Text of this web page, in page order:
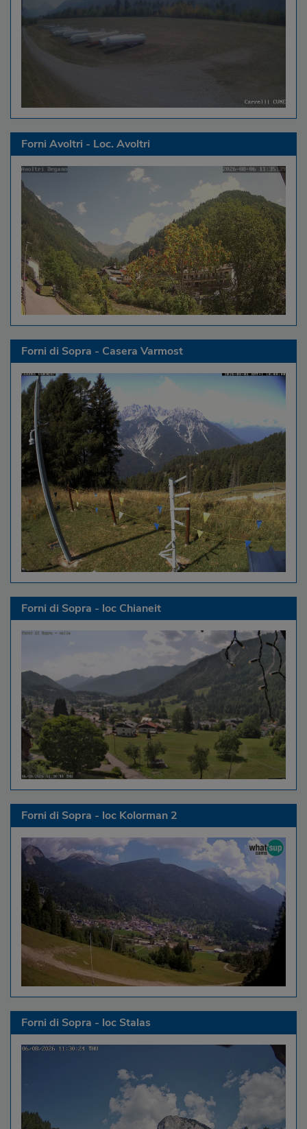
Forni Avoltri - Loc. Avoltri
Forni di Sopra - Casera Varmost
Forni di Sopra - loc Chianeit
Forni di Sopra - loc Kolorman 2
Forni di Sopra - loc Stalas